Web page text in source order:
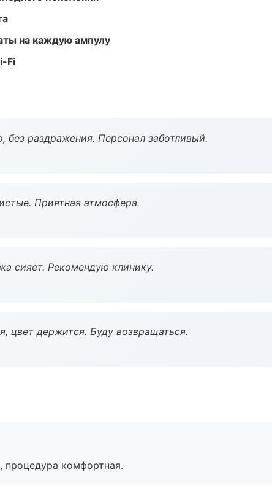
на каждую ампулу
Fi
раздражения. Персонал заботливый.
Приятная атмосфера.
сияет. Рекомендую клинику.
цвет держится. Буду возвращаться.
процедура комфортная.